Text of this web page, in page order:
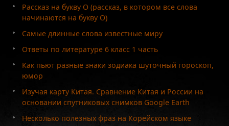
Рассказ на букву О (рассказ, в котором все слова
начинаются на букву О)
Самые длинные слова известные миру
Ответы по литературе 6 класс 1 часть
Как пьют разные знаки зодиака шуточный гороскоп,
юмор
Изучая карту Китая. Сравнение Китая и России на
основании спутниковых снимков Google Earth
Несколько полезных фраз на Корейском языке